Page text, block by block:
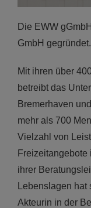
Die EWW
GmbH gegründet.
Mit ihren über
betreibt das
Bremerhaven
mehr als 700
Vielzahl von
ihrer
Lebenslagen
Akteurin in der